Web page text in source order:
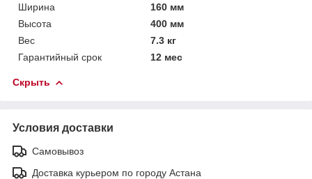
Ширина
160 мм
Высота
400 мм
Вес
7.3 кг
Гарантийный срок
12 мес
Скрыть
Условия доставки
Самовывоз
Доставка курьером по городу Астана